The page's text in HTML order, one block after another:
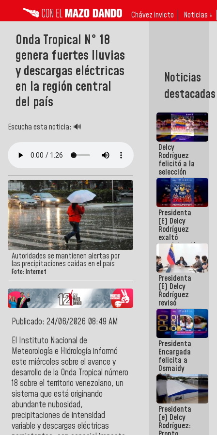
Chávez invicto Noticias ↓
Onda Tropical N° 18
genera fuertes lluvias
y descargas eléctricas
en la región central
del país
Escucha esta noticia: 🔊
Autoridades se mantienen alertas por
las precipitaciones caidas en el país
Foto: Internet
Publicado: 24/06/2026 08:49 AM
El Instituto Nacional de
Meteorología e Hidrología informó
este miércoles sobre el avance y
desarrollo de la Onda Tropical número
18 sobre el territorio venezolano, un
sistema que está originando
abundante nubosidad,
precipitaciones de intensidad
variable y descargas eléctricas
Noticias
destacadas
Delcy
Rodríguez
felicitó a la
selección
nacional
masculina
de voleibol
campeona
de la Copa
Panamericana
Sub-17
Presidenta
(E) Delcy
Rodríguez
exaltó
participación
de
Venezuela
en Juegos
Centroamericanos
y del Caribe
2026
Presidenta
(E) Delcy
Rodríguez
revisó
agenda
económica y
ejecución de
fondos de
emergencia
post-sismos
Presidenta
Encargada
felicita a
Osmaidy
Arias y
Giraly
Marcano por
hacer
historia en
los
Centroamericanos
Presidenta
(e) Delcy
Rodríguez: